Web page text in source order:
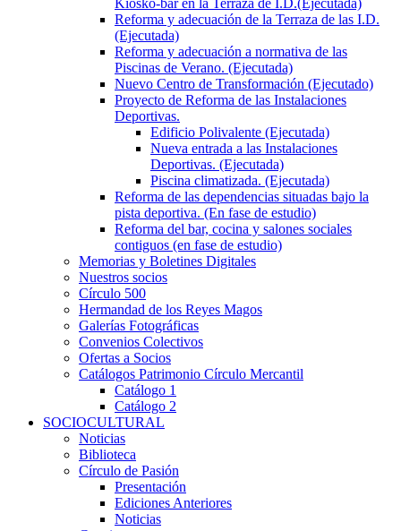
Kiosko-bar en la Terraza de I.D.(Ejecutada)
Reforma y adecuación de la Terraza de las I.D.
(Ejecutada)
Reforma y adecuación a normativa de las
Piscinas de Verano. (Ejecutada)
Nuevo Centro de Transformación (Ejecutado)
Proyecto de Reforma de las Instalaciones
Deportivas.
Edificio Polivalente (Ejecutada)
Nueva entrada a las Instalaciones
Deportivas. (Ejecutada)
Piscina climatizada. (Ejecutada)
Reforma de las dependencias situadas bajo la
pista deportiva. (En fase de estudio)
Reforma del bar, cocina y salones sociales
contiguos (en fase de estudio)
Memorias y Boletines Digitales
Nuestros socios
Círculo 500
Hermandad de los Reyes Magos
Galerías Fotográficas
Convenios Colectivos
Ofertas a Socios
Catálogos Patrimonio Círculo Mercantil
Catálogo 1
Catálogo 2
SOCIOCULTURAL
Noticias
Biblioteca
Círculo de Pasión
Presentación
Ediciones Anteriores
Noticias